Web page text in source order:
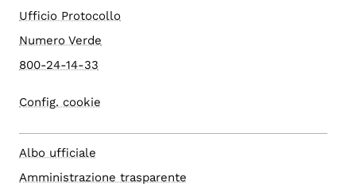
Ufficio Protocollo
Numero Verde
800-24-14-33
Config. cookie
Albo ufficiale
Amministrazione trasparente